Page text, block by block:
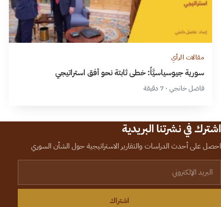
مقالات الرأي
سورية جيوسياسيَّاً: خطى ثابتة نحو أفق استراتيجي
فاضل خانجي · 7 دقيقة
اشترك في نشرتنا البريدية
احصل على أحدث الدراسات والتقارير الاستراتيجية حول الشأن السوري
اشتراك